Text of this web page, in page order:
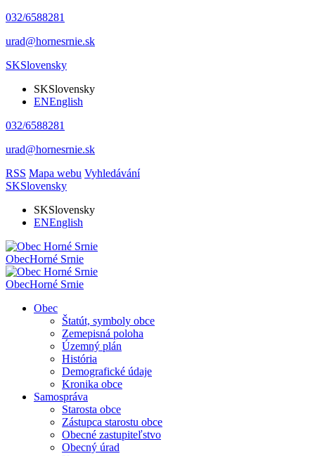
032/6588281
urad@hornesrnie.sk
SKSlovensky
SKSlovensky
ENEnglish
032/6588281
urad@hornesrnie.sk
RSS Mapa webu Vyhledávání
SKSlovensky
SKSlovensky
ENEnglish
ObecHorné Srnie
ObecHorné Srnie
Obec
Štatút, symboly obce
Zemepisná poloha
Územný plán
História
Demografické údaje
Kronika obce
Samospráva
Starosta obce
Zástupca starostu obce
Obecné zastupiteľstvo
Obecný úrad